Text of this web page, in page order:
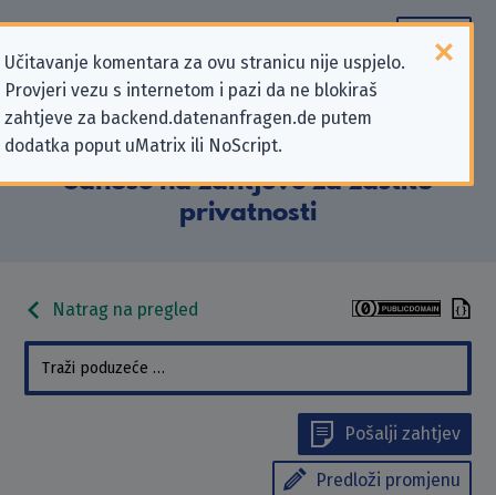
Učitavanje komentara za ovu stranicu nije uspjelo.
Provjeri vezu s internetom i pazi da ne blokiraš
zahtjeve za backend.datenanfragen.de putem
dodatka poput uMatrix ili NoScript.
Podaci kontakta „Gymnasium
Raabeschule Braunschweig” koji se
odnose na zahtjeve za zaštitu
privatnosti
Natrag na pregled
Pošalji zahtjev
Predloži promjenu